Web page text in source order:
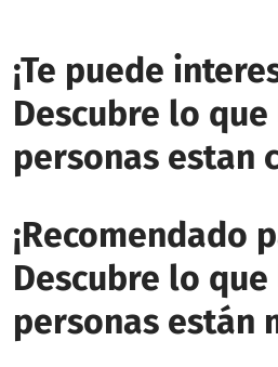
¡Te puede
Descubre lo que
personas estan
¡Recomendado
Descubre lo que
personas están